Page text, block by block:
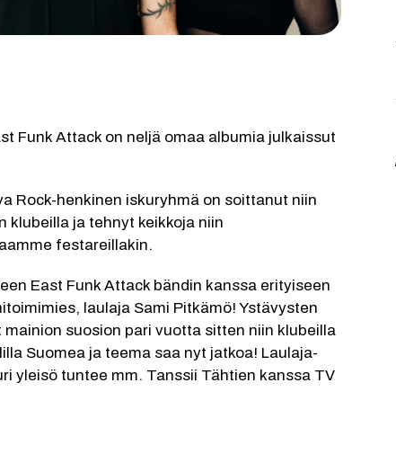
Funk Attack on neljä omaa albumia julkaissut
Rock-henkinen iskuryhmä on soittanut niin
klubeilla ja tehnyt keikkoja niin
festareillakin.
East Funk Attack bändin kanssa erityiseen
laulaja Sami Pitkämö! Ystävysten
suosion pari vuotta sitten niin klubeilla
Suomea ja teema saa nyt jatkoa! Laulaja-
yleisö tuntee mm. Tanssii Tähtien kanssa TV